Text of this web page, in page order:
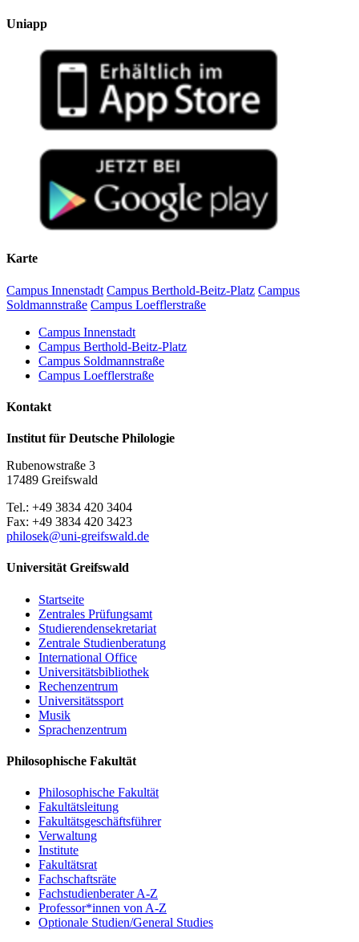
Uniapp
Karte
Campus Innenstadt Campus Berthold-Beitz-Platz Campus
Soldmannstraße Campus Loefflerstraße
Campus Innenstadt
Campus Berthold-Beitz-Platz
Campus Soldmannstraße
Campus Loefflerstraße
Kontakt
Institut für Deutsche Philologie
Rubenowstraße 3
17489 Greifswald
Tel.: +49 3834 420 3404
Fax: +49 3834 420 3423
philosek@uni-greifswald.de
Universität Greifswald
Startseite
Zentrales Prüfungsamt
Studierendensekretariat
Zentrale Studienberatung
International Office
Universitätsbibliothek
Rechenzentrum
Universitätssport
Musik
Sprachenzentrum
Philosophische Fakultät
Philosophische Fakultät
Fakultätsleitung
Fakultätsgeschäftsführer
Verwaltung
Institute
Fakultätsrat
Fachschaftsräte
Fachstudienberater A-Z
Professor*innen von A-Z
Optionale Studien/General Studies